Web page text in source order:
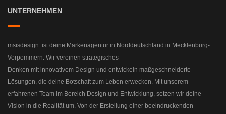
UNTERNEHMEN
msisdesign. ist deine Markenagentur in Norddeutschland in Mecklenburg-
Vorpommern. Wir vereinen strategisches
Denken mit innovativem Design und entwickeln maßgeschneiderte
Lösungen, die deine Botschaft zum Leben erwecken. Mit unserem
erfahrenen Team im Bereich Design und Entwicklung, setzen wir deine
Vision in die Realität um. Von der Erstellung einer beeindruckenden